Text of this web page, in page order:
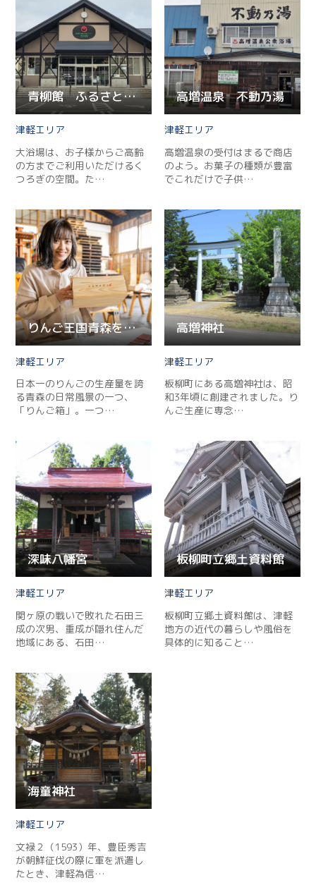
青柳館 ふるさと温泉
津軽
大浴場は、お子様からご高齢
の方までご利用いただけるく
つろぎの空間。た…
高増温泉 不動乃湯
津軽
高増温泉の受付はまるで商店
のよう。お菓子の種類が豊富
でこれだけで子供…
りんご王国青森を支えるりんごの箱打ち体験
津軽
日本一のりんごの生産量を誇
る青森の日常風景の一つ、
「りんご箱」。一つ…
高増神社
津軽
板柳町にある高増神社は、昭
和3年頃に創建されました。り
んご生産に専念…
深味八幡宮
津軽
関ヶ原の戦いで敗れた石田三
成の次男、重成が隠れ住んだ
地域にある、石田…
板柳町立郷土資料館
津軽
板柳町立郷土資料館は、津軽
地方の近代の暮らしや風俗を
具体的に知ること…
海童神社
津軽
文禄２（1593）年、豊臣秀吉
が朝鮮征伐の際に軍を派遣し
たとき、津軽為信…
Twitter
Facebook
Line
Copy URL